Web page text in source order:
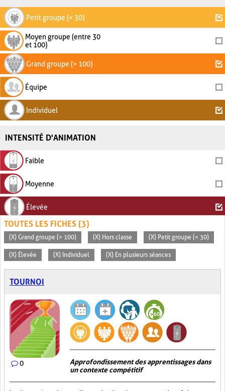
Petit groupe (< 30)
Moyen groupe (entre 30
et 100)
Grand groupe (> 100)
Équipe
Individuel
INTENSITÉ D'ANIMATION
Faible
Moyenne
Élevée
TOUTES LES FICHES (3)
(X) Grand groupe (> 100) (X) Hors classe (X) Petit groupe (< 30)
(X) Élevée (X) Individuel (X) En plusieurs séances
TOURNOI
0
Approfondissement des apprentissages dans
un contexte compétitif